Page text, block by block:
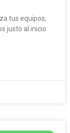
tus equipos,
justo al inicio